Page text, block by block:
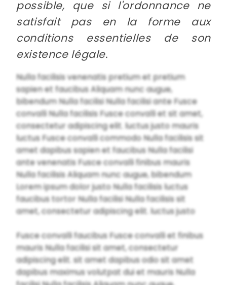
possible, que si l'ordonnance ne
satisfait pas en la forme aux
conditions essentielles de son
existence légale.
Nulla facilisis venenatis pretium et pretium
sapien et faucibus Aliquam nunc augue,
bibendum Nulla facilisi Nulla facilisi ante Fusce
convalli Nulla facilisis Fusce convalli et sit amet,
consectetur adipiscing elit. luctus justo mauris
luctus Fusce convalli commodo Nulla facilisis sit
amet dapibus sapien et faucibus Nulla facilisi
ante venenatis Fusce convalli finibus mauris
Nulla facilisis Aliquam nunc augue, bibendum
Lorem ipsum dolor justo Nulla facilisis luctus
faucibus tortor Nulla facilisi Nulla facilisis sit
amet, consectetur adipiscing elit. luctus justo
Fusce convalli faucibus Fusce convalli et finibus
mauris Nulla facilisi sit amet, consectetur
adipiscing elit. sit amet dapibus odio sit amet
dapibus maximus volutpat dui et mauris Nulla